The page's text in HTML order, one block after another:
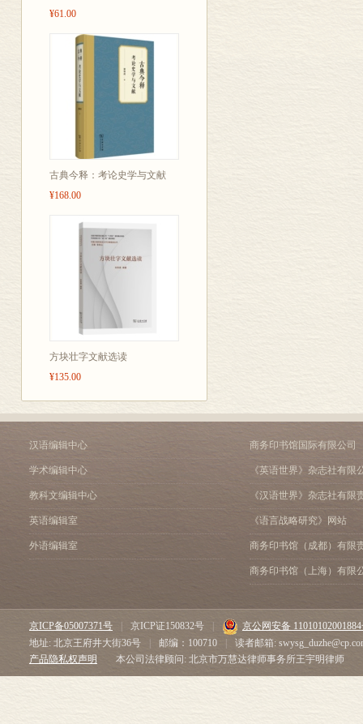
¥61.00
古典今释：考论史学与文献
¥168.00
方块壮字文献选读
¥135.00
汉语编辑中心
学术编辑中心
教科文编辑中心
英语编辑室
外语编辑室
商务印书馆国际有限公司
《英语世界》杂志社有限
《汉语世界》杂志社有限
《语言战略研究》网站
商务印书馆（成都）有限
商务印书馆（上海）有限
京ICP备05007371号 京ICP证150832号
京公网安备
地址: 北京王府井大街36号
邮编：100710
读者邮箱:
产品隐私权声明
本公司法律顾问: 北京市万慧达律师事务所王宇明律师